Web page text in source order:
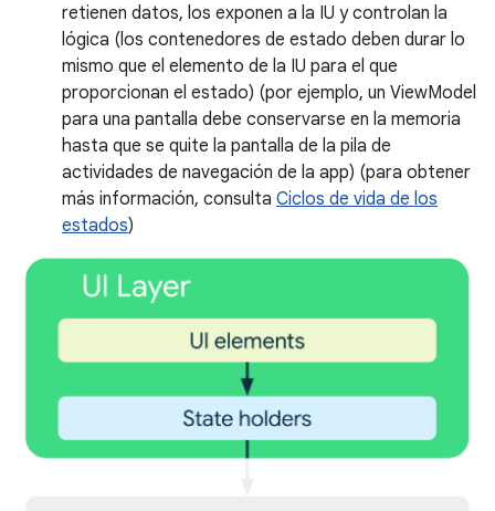
retienen datos, los exponen a la IU y controlan la
lógica (los contenedores de estado deben durar lo
mismo que el elemento de la IU para el que
proporcionan el estado) (por ejemplo, un ViewModel
para una pantalla debe conservarse en la memoria
hasta que se quite la pantalla de la pila de
actividades de navegación de la app) (para obtener
más información, consulta Ciclos de vida de los
estados)